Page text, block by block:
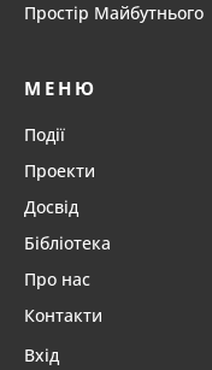
Простір Майбутнього
МЕНЮ
Події
Проекти
Досвід
Бібліотека
Про нас
Контакти
Вхід